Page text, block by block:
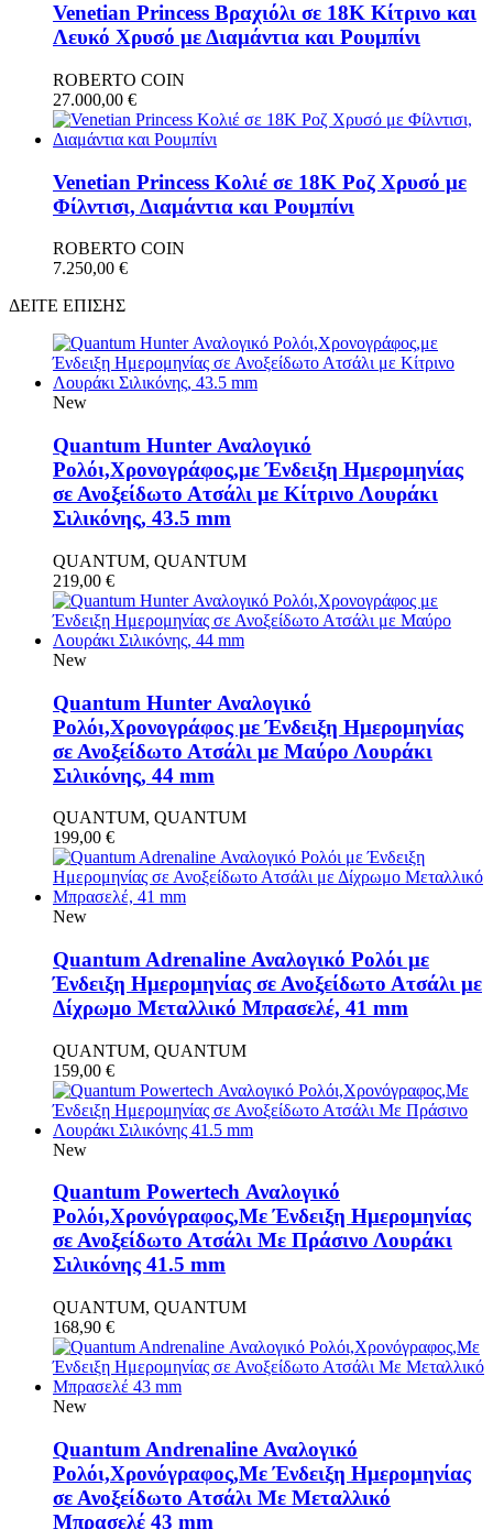
Venetian Princess Βραχιόλι σε 18Κ Κίτρινο και
Λευκό Χρυσό με Διαμάντια και Ρουμπίνι
ROBERTO COIN
27.000,00 €
Venetian Princess Κολιέ σε 18Κ Ροζ Χρυσό με
Φίλντισι, Διαμάντια και Ρουμπίνι
ROBERTO COIN
7.250,00 €
ΔΕΙΤΕ ΕΠΙΣΗΣ
New
Quantum Hunter Αναλογικό
Ρολόι,Χρονογράφος,με Ένδειξη Ημερομηνίας
σε Ανοξείδωτο Ατσάλι με Κίτρινο Λουράκι
Σιλικόνης, 43.5 mm
QUANTUM, QUANTUM
219,00 €
New
Quantum Hunter Αναλογικό
Ρολόι,Χρονογράφος με Ένδειξη Ημερομηνίας
σε Ανοξείδωτο Ατσάλι με Μαύρο Λουράκι
Σιλικόνης, 44 mm
QUANTUM, QUANTUM
199,00 €
New
Quantum Adrenaline Αναλογικό Ρολόι με
Ένδειξη Ημερομηνίας σε Ανοξείδωτο Ατσάλι με
Δίχρωμο Μεταλλικό Μπρασελέ, 41 mm
QUANTUM, QUANTUM
159,00 €
New
Quantum Powertech Αναλογικό
Ρολόι,Χρονόγραφος,Με Ένδειξη Ημερομηνίας
σε Ανοξείδωτο Ατσάλι Με Πράσινο Λουράκι
Σιλικόνης 41.5 mm
QUANTUM, QUANTUM
168,90 €
New
Quantum Andrenaline Αναλογικό
Ρολόι,Χρονόγραφος,Με Ένδειξη Ημερομηνίας
σε Ανοξείδωτο Ατσάλι Με Μεταλλικό
Μπρασελέ 43 mm